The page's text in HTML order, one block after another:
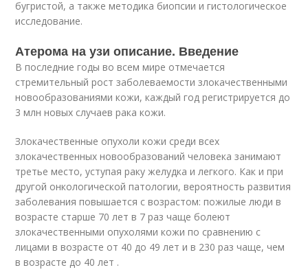
бугристой, а также методика биопсии и гистологическое
исследование.
Атерома на узи описание. Введение
В последние годы во всем мире отмечается
стремительный рост заболеваемости злокачественными
новообразованиями кожи, каждый год регистрируется до
3 млн новых случаев рака кожи.
Злокачественные опухоли кожи среди всех
злокачественных новообразований человека занимают
третье место, уступая раку желудка и легкого. Как и при
другой онкологической патологии, вероятность развития
заболевания повышается с возрастом: пожилые люди в
возрасте старше 70 лет в 7 раз чаще болеют
злокачественными опухолями кожи по сравнению с
лицами в возрасте от 40 до 49 лет и в 230 раз чаще, чем
в возрасте до 40 лет .